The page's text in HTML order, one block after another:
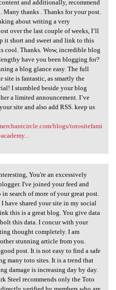
and additionally, recommend
Many thanks . Thanks for your post.
about writing a very
over the last couple of weeks, I’ll
it short and sweet and link to this
cool. Thanks. Wow, incredible blog
have you been blogging for?
a blog glance easy. The full
site is fantastic, as smartly the
I stumbled beside your blog
a limited announcement. I’ve
site and also add RSS. keep us
blogs/totositefami
You
You're an excessively
I've joined your feed and
search of more of your great post.
have shared your site in my social
this is a great blog. You give data
this data. I concur with your
thought completely. I am
stunning article from you.
post. It is not easy to find a safe
many toto sites. It is a trend that
damage is increasing day by day.
Steel recommends only the Toto